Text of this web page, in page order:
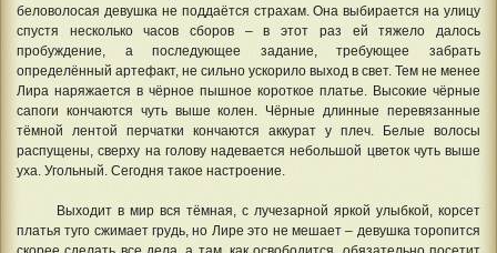
беловолосая девушка не поддаётся страхам. Она выбирается на улицу
спустя несколько часов сборов – в этот раз ей тяжело далось
пробуждение, а последующее задание, требующее забрать
определённый артефакт, не сильно ускорило выход в свет. Тем не менее
Лира наряжается в чёрное пышное короткое платье. Высокие чёрные
сапоги кончаются чуть выше колен. Чёрные длинные перевязанные
тёмной лентой перчатки кончаются аккурат у плеч. Белые волосы
распущены, сверху на голову надевается небольшой цветок чуть выше
уха. Угольный. Сегодня такое настроение.
Выходит в мир вся тёмная, с лучезарной яркой улыбкой, корсет
платья туго сжимает грудь, но Лире это не мешает – девушка торопится